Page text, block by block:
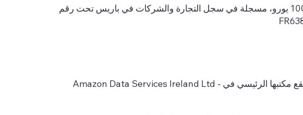
شركة Planibee: شركة مساهمة مبسطة برأس مال 1000 يورو، مسجلة في سجل التجارة والشركات في باريس تحت رقم
التي يقع مكتبها الرئيسي في Amazon Data Services Ireland Ltd -